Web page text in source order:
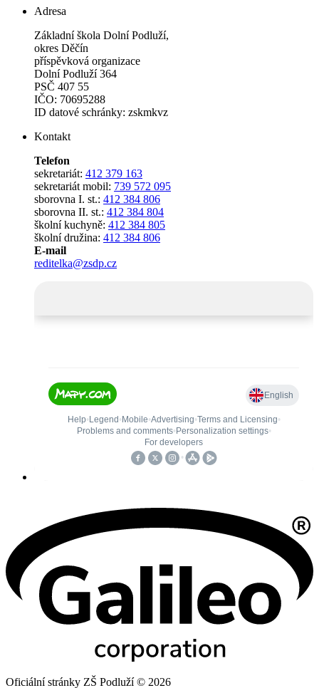
Adresa
Základní škola Dolní Podluží,
okres Děčín
příspěvková organizace
Dolní Podluží 364
PSČ 407 55
IČO: 70695288
ID datové schránky: zskmkvz
Kontakt
Telefon
sekretariát: 412 379 163
sekretariát mobil: 739 572 095
sborovna I. st.: 412 384 806
sborovna II. st.: 412 384 804
školní kuchyně: 412 384 805
školní družina: 412 384 806
E-mail
reditelka@zsdp.cz
Oficiální stránky ZŠ Podluží © 2026